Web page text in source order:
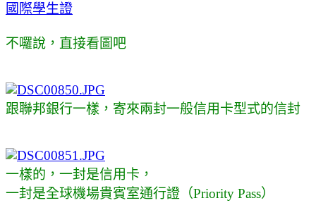
國際學生證
不囉說，直接看圖吧
跟聯邦銀行一樣，寄來兩封一般信用卡型式的信封
一樣的，一封是信用卡，
一封是全球機場貴賓室通行證 （Priority Pass）